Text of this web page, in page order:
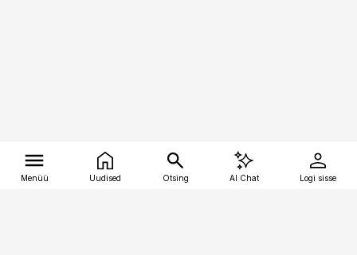
Menüü Uudised Otsing AI Chat Logi sisse